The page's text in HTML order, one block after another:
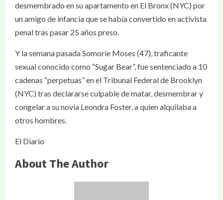
desmembrado en su apartamento en El Bronx (NYC) por
un amigo de infancia que se había convertido en activista
penal tras pasar 25 años preso.
Y la semana pasada Somorie Moses (47), traficante
sexual conocido como “Sugar Bear”, fue sentenciado a 10
cadenas “perpetuas” en el Tribunal Federal de Brooklyn
(NYC) tras declararse culpable de matar, desmembrar y
congelar a su novia Leondra Foster, a quien alquilaba a
otros hombres.
El Diario
About The Author